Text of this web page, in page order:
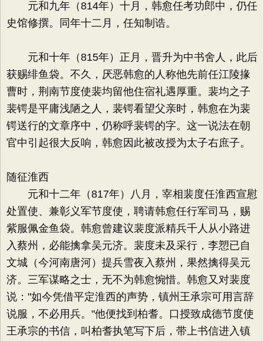
元和九年（814年）十月，韩愈任考功郎中，仍任
史馆修撰。同年十二月，任知制诰。
元和十年（815年）正月，晋升为中书舍人，此后
获赐绯鱼袋。不久，厌恶韩愈的人称他先前任江陵掾
曹时，荆南节度使裴均留他住宿礼遇厚重。裴均之子
裴锷是平庸浅陋之人，裴锷看望父亲时，韩愈在为裴
锷送行的文章序中，仍称呼裴锷的字。这一说法在朝
官中引起很大反响，韩愈因此被改授为太子右庶子。
随征淮西
元和十二年（817年）八月，宰相裴度任淮西宣慰
处置使、兼彰义军节度使，聘请韩愈任行军司马，赐
紫服佩金鱼袋。韩愈曾建议裴度派精兵千人从小路进
入蔡州，必能擒拿吴元济。裴度未及采行，李愬已自
文城（今河南唐河）提兵雪夜入蔡州，果然擒得吴元
济。三军谋略之士，无不为韩愈惋惜。韩愈又对裴度
说："如今凭借平定淮西的声势，镇州王承宗可用言辞
说服，不必用兵。"他便找到柏耆。口授致成德节度使
王承宗的书信，叫柏耆执笔写下后，带上书信进入镇